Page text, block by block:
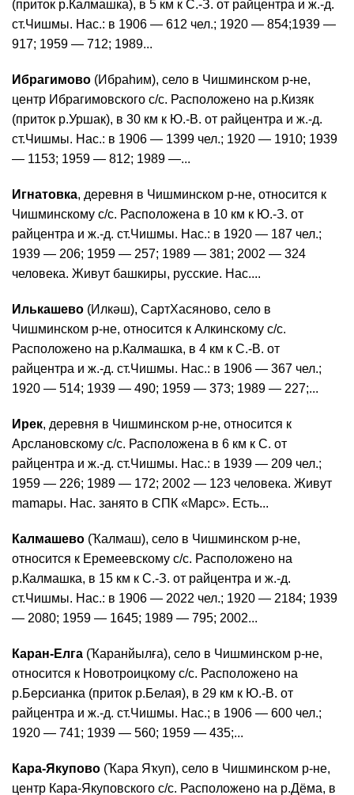
(приток р.Калмашка), в 5 км к С.-З. от райцентра и ж.-д.
ст.Чишмы. Нас.: в 1906 — 612 чел.; 1920 — 854;1939 —
917; 1959 — 712; 1989...
Ибрагимово (Ибраһим), село в Чишминском р-не,
центр Ибрагимовского с/с. Расположено на р.Кизяк
(приток р.Уршак), в 30 км к Ю.-В. от райцентра и ж.-д.
ст.Чишмы. Нас.: в 1906 — 1399 чел.; 1920 — 1910; 1939
— 1153; 1959 — 812; 1989 —...
Игнатовка, деревня в Чишминском р-не, относится к
Чишминскому с/с. Расположена в 10 км к Ю.-З. от
райцентра и ж.-д. ст.Чишмы. Нас.: в 1920 — 187 чел.;
1939 — 206; 1959 — 257; 1989 — 381; 2002 — 324
человека. Живут башкиры, русские. Нас....
Илькашево (Илкәш), СартХасяново, село в
Чишминском р-не, относится к Алкинскому с/с.
Расположено на р.Калмашка, в 4 км к С.-В. от
райцентра и ж.-д. ст.Чишмы. Нас.: в 1906 — 367 чел.;
1920 — 514; 1939 — 490; 1959 — 373; 1989 — 227;...
Ирек, деревня в Чишминском р-не, относится к
Арслановскому с/с. Расположена в 6 км к С. от
райцентра и ж.-д. ст.Чишмы. Нас.: в 1939 — 209 чел.;
1959 — 226; 1989 — 172; 2002 — 123 человека. Живут
mamaры. Нас. занято в СПК «Марс». Есть...
Калмашево (Ҡалмаш), село в Чишминском р-не,
относится к Еремеевскому с/с. Расположено на
р.Калмашка, в 15 км к С.-З. от райцентра и ж.-д.
ст.Чишмы. Нас.: в 1906 — 2022 чел.; 1920 — 2184; 1939
— 2080; 1959 — 1645; 1989 — 795; 2002...
Каран-Елга (Ҡаранйылға), село в Чишминском р-не,
относится к Новотроицкому с/с. Расположено на
р.Берсианка (приток р.Белая), в 29 км к Ю.-В. от
райцентра и ж.-д. ст.Чишмы. Нас.; в 1906 — 600 чел.;
1920 — 741; 1939 — 560; 1959 — 435;...
Кара-Якупово (Ҡара Яҡуп), село в Чишминском р-не,
центр Кара-Якуповского с/с. Расположено на р.Дёма, в